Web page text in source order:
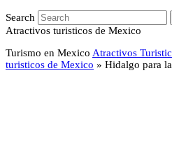
Search
Atractivos turisticos de Mexico
Turismo en Mexico Atractivos
turisticos de Mexico » Hidalgo para